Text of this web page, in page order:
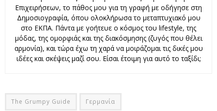
Επιχειρήσεων, το πάθος μου για τη γραφή με οδήγησε στη
Δημοσιογραφία, όπου ολοκλήρωσα το μεταπτυχιακό μου
στο ΕΚΠΑ. Πάντα με γοήτευε ο κόσμος του lifestyle, της
μόδας, της ομορφιάς και της διακόσμησης (ζυγός που θέλει
αρμονία), και τώρα έχω τη χαρά να μοιράζομαι τις δικές μου
ιδέες και σκέψεις μαζί σου. Είσαι έτοιμη για αυτό το ταξίδι;
The Grumpy Guide Γερμανία